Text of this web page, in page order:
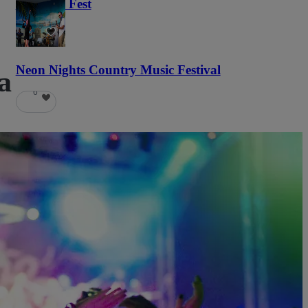
Haunted Fest
58
Neon Nights Country Music Festival
6